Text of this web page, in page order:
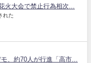
火大会で禁止行為相次...
れた
、約70人が行進「高市...